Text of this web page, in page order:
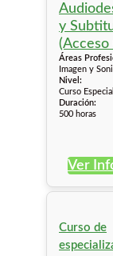
Áreas
Imagen y
Nivel:
Curso
Duración:
500 horas
Ver
Curso de